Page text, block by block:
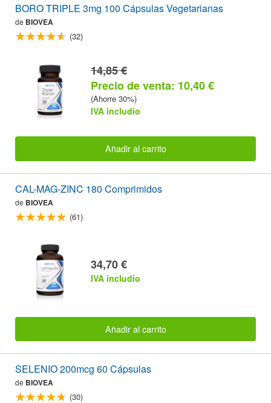
BORO TRIPLE 3mg 100 Cápsulas Vegetarianas
de BIOVEA
(32)
14,85 €
Precio de venta: 10,40 €
(Ahorre 30%)
IVA includio
Añadir al carrito
CAL-MAG-ZINC 180 Comprimidos
de BIOVEA
(61)
34,70 €
IVA includio
Añadir al carrito
SELENIO 200mcg 60 Cápsulas
de BIOVEA
(30)